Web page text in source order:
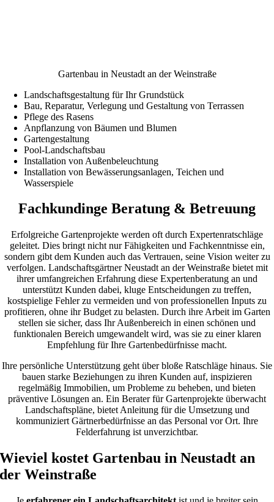
Gartenbau in Neustadt an der Weinstraße
Landschaftsgestaltung für Ihr Grundstück
Bau, Reparatur, Verlegung und Gestaltung von Terrassen
Pflege des Rasens
Anpflanzung von Bäumen und Blumen
Gartengestaltung
Pool-Landschaftsbau
Installation von Außenbeleuchtung
Installation von Bewässerungsanlagen, Teichen und
Wasserspiele
Fachkundinge Beratung & Betreuung
Erfolgreiche Gartenprojekte werden oft durch Expertenratschläge
geleitet. Dies bringt nicht nur Fähigkeiten und Fachkenntnisse ein,
sondern gibt dem Kunden auch das Vertrauen, seine Vision weiter zu
verfolgen. Landschaftsgärtner Neustadt an der Weinstraße bietet mit
ihrer umfangreichen Erfahrung diese Expertenberatung an und
unterstützt Kunden dabei, kluge Entscheidungen zu treffen,
kostspielige Fehler zu vermeiden und von professionellen Inputs zu
profitieren, ohne ihr Budget zu belasten. Durch ihre Arbeit im Garten
stellen sie sicher, dass Ihr Außenbereich in einen schönen und
funktionalen Bereich umgewandelt wird, was sie zu einer klaren
Empfehlung für Ihre Gartenbedürfnisse macht.
Ihre persönliche Unterstützung geht über bloße Ratschläge hinaus. Sie
bauen starke Beziehungen zu ihren Kunden auf, inspizieren
regelmäßig Immobilien, um Probleme zu beheben, und bieten
präventive Lösungen an. Ein Berater für Gartenprojekte überwacht
Landschaftspläne, bietet Anleitung für die Umsetzung und
kommuniziert Gärtnerbedürfnisse an das Personal vor Ort. Ihre
Felderfahrung ist unverzichtbar.
Wieviel kostet Gartenbau in Neustadt an
der Weinstraße